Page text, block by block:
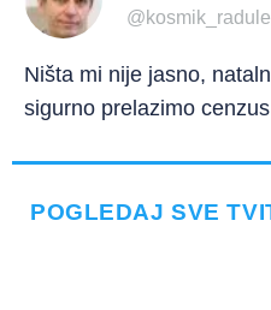
@kosmik_radule
Ništa mi nije jasno,
sigurno prelazimo
POGLEDAJ SVE